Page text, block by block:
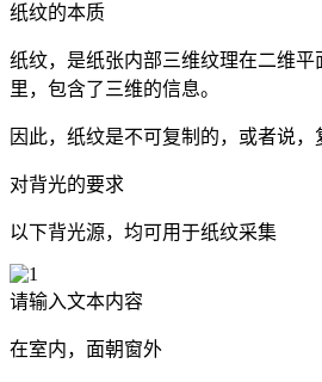
纸纹的本质
纸纹，是纸张内部三维纹理在二维
里，包含了三维的信息。
因此，纸纹是不可复制的，或者说，
对背光的要求
以下背光源，均可用于纸纹采集
请输入文本内容
在室内，面朝窗外